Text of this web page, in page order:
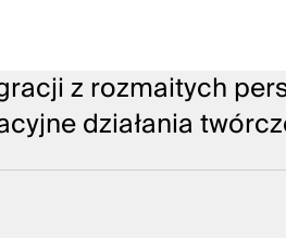
z rozmaitych
działania